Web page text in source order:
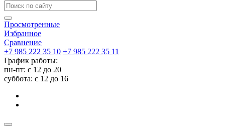
Просмотренные
Избранное
Сравнение
+7 985 222 35 10 +7 985 222 35 11
График работы:
пн-пт: с 12 до 20
суббота: c 12 до 16